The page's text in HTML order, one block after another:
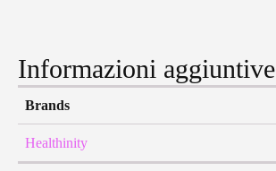
Informazioni aggiuntive
Brands
Healthinity